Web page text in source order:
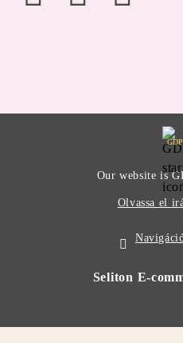
Our website is
Olvassa el
Seliton E-